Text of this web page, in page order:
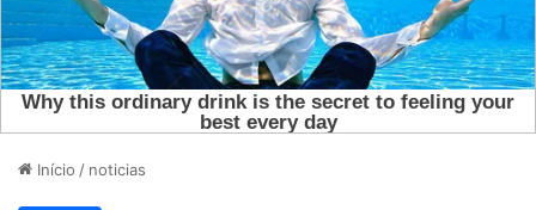
Início / noticias